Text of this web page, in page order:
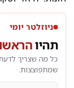
ניוזלטר יומי
תהיו
כל מה שצריך
שמתפוצצות.